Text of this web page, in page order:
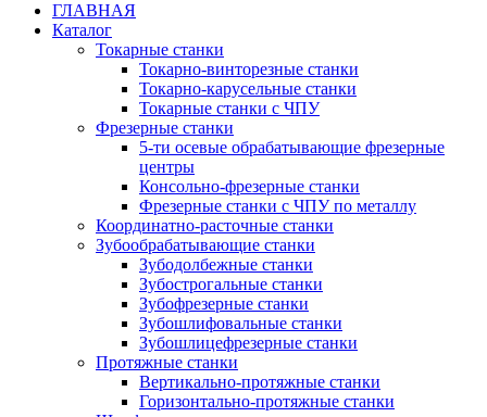
ГЛАВНАЯ
Каталог
Токарные станки
Токарно-винторезные станки
Токарно-карусельные станки
Токарные станки с ЧПУ
Фрезерные станки
5-ти осевые обрабатывающие фрезерные
центры
Консольно-фрезерные станки
Фрезерные станки с ЧПУ по металлу
Координатно-расточные станки
Зубообрабатывающие станки
Зубодолбежные станки
Зубострогальные станки
Зубофрезерные станки
Зубошлифовальные станки
Зубошлицефрезерные станки
Протяжные станки
Вертикально-протяжные станки
Горизонтально-протяжные станки